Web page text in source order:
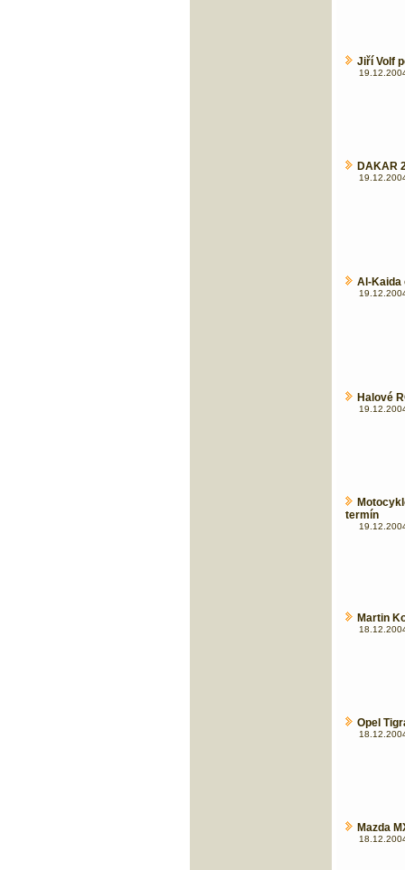
Jiří Volf
DAKAR
Al-Kaida
Halové
termín
Martin
Opel
Mazda